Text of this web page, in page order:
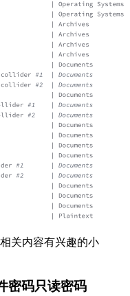
关内容有兴趣的小
密码只读密码